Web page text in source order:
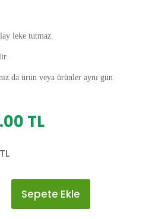
leke tutmaz.
da ürün veya ürünler aynı gün
TL.
TLŞu
TL
Sepete Ekle